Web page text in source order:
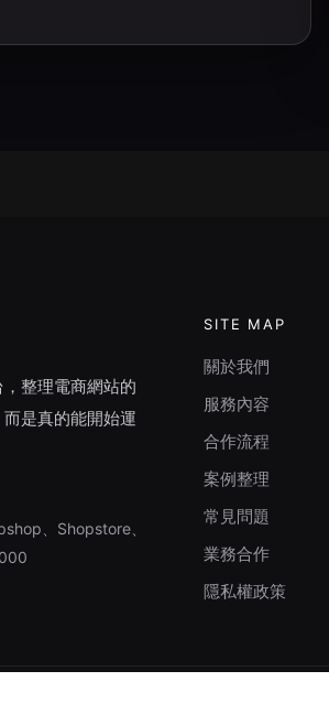
，整理電商網站的
是真的能開始運
、Shopstore、
SITE MAP
關於我們
服務內容
合作流程
案例整理
常見問題
業務合作
隱私權政策